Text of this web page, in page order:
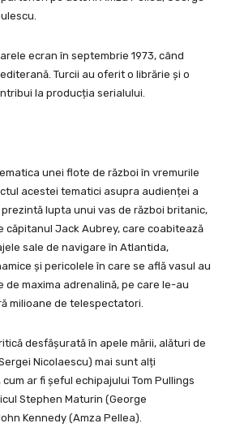
ecran în septembrie 1973, când
Turcii au oferit o librărie și o
la producția serialului.
unei flote de război în vremurile
acestei tematici asupra audienței a
lupta unui vas de război britanic,
căpitanul Jack Aubrey, care coabitează
sale de navigare în Atlantida,
și pericolele în care se află vasul au
maxima adrenalină, pe care le-au
milioane de telespectatori.
desfășurată în apele mării, alături de
Nicolaescu) mai sunt alți
ar fi șeful echipajului Tom Pullings
Stephen Maturin (George
Kennedy (Amza Pellea).